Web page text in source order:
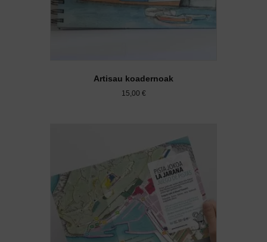
Artisau koadernoak
15,00 €